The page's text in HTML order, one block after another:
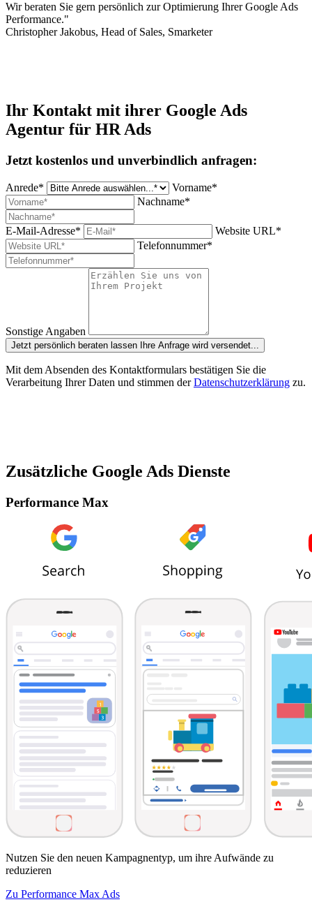
Wir beraten Sie gern persönlich zur Optimierung Ihrer Google Ads
Performance."
Christopher Jakobus, Head of Sales, Smarketer
Ihr Kontakt mit ihrer Google Ads
Agentur für HR Ads
Jetzt kostenlos und unverbindlich anfragen:
Anrede*
Vorname*
Nachname*
E-Mail-Adresse*
Website URL*
Telefonnummer*
Sonstige Angaben
Jetzt persönlich beraten lassen Ihre Anfrage wird versendet...
Mit dem Absenden des Kontaktformulars bestätigen Sie die
Verarbeitung Ihrer Daten und stimmen derDatenschutzerklärung zu.
Zusätzliche Google Ads Dienste
Performance Max
Nutzen Sie den neuen Kampagnentyp, um ihre Aufwände zu
reduzieren
Zu Performance Max Ads